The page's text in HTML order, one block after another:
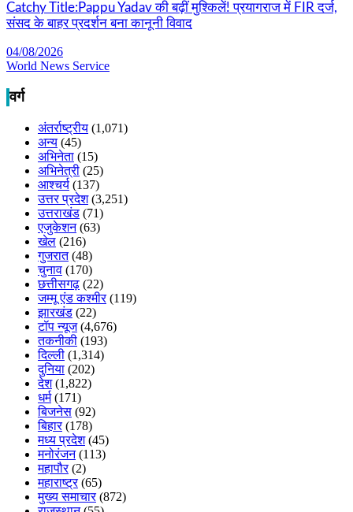
Catchy Title:Pappu Yadav की बढ़ीं मुश्किलें! प्रयागराज में FIR दर्ज,
संसद के बाहर प्रदर्शन बना कानूनी विवाद
04/08/2026
World News Service
वर्ग
अंतर्राष्ट्रीय (1,071)
अन्य (45)
अभिनेता (15)
अभिनेत्री (25)
आश्चर्य (137)
उत्तर प्रदेश(3,251)
उत्तराखंड (71)
एजुकेशन(63)
खेल (216)
गुजरात(48)
चुनाव (170)
छत्तीसगढ़ (22)
जम्मू एंड कश्मीर(119)
झारखंड (22)
टॉप न्यूज(4,676)
तकनीकी (193)
दिल्ली (1,314)
दुनिया (202)
देश(1,822)
धर्म(171)
बिजनेस (92)
बिहार(178)
मध्य प्रदेश(45)
मनोरंजन(113)
महापौर(2)
महाराष्ट्र(65)
मुख्य समाचार(872)